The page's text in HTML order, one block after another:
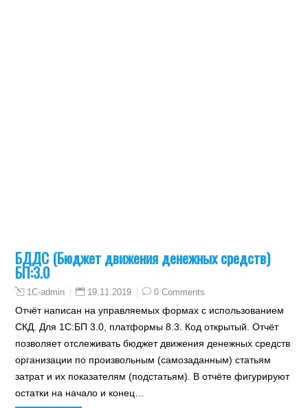
БДДС (Бюджет движения денежных средств)
БП:3.0
1C-admin 19.11.2019 0 Comments
Отчёт написан на управляемых формах с использованием
СКД. Для 1С:БП 3.0, платформы 8.3. Код открытый. Отчёт
позволяет отслеживать бюджет движения денежных средств
организации по произвольным (самозаданным) статьям
затрат и их показателям (подстатьям). В отчёте фигурируют
остатки на начало и конец…